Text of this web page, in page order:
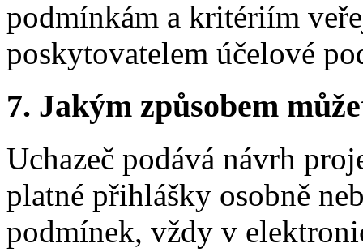
podmínkám a kritériím
poskytovatelem účelové
7. Jakým způsobem
Uchazeč podává návrh
platné přihlášky osobně
podmínek, vždy v